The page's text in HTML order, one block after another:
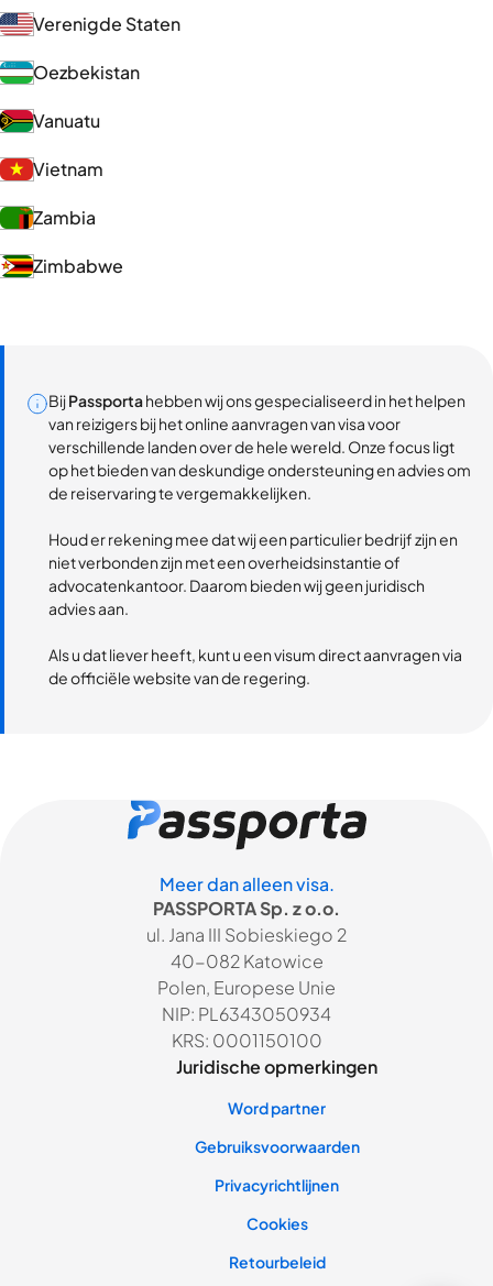
Verenigde Staten
Oezbekistan
Vanuatu
Vietnam
Zambia
Zimbabwe
BijPassportahebben wij ons gespecialiseerd in het helpen
van reizigers bij het online aanvragen van visa voor
verschillende landen over de hele wereld. Onze focus ligt
op het bieden van deskundige ondersteuning en advies om
de reiservaring te vergemakkelijken.
Houd er rekening mee dat wij een particulier bedrijf zijn en
niet verbonden zijn met een overheidsinstantie of
advocatenkantoor. Daarom bieden wij geen juridisch
advies aan.
Als u dat liever heeft, kunt u een visum direct aanvragen via
de officiële website van de regering.
Meer dan alleen visa.
PASSPORTA Sp. z o.o.
ul. Jana III Sobieskiego 2
40-082 Katowice
Polen, Europese Unie
NIP: PL6343050934
KRS: 0001150100
Juridische opmerkingen
Word partner
Gebruiksvoorwaarden
Privacyrichtlijnen
Cookies
Retourbeleid